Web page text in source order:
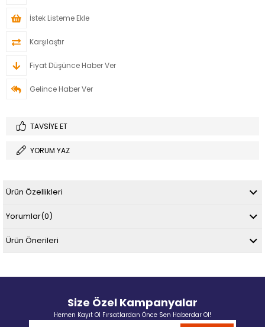
İstek Listeme Ekle
Karşılaştır
Fiyat Düşünce Haber Ver
Gelince Haber Ver
TAVSIYE ET
YORUM YAZ
Ürün Özellikleri
Yorumlar(0)
Ürün Önerileri
Size Özel Kampanyalar
Hemen Kayıt Ol Fırsatlardan Önce Sen Haberdar Ol!